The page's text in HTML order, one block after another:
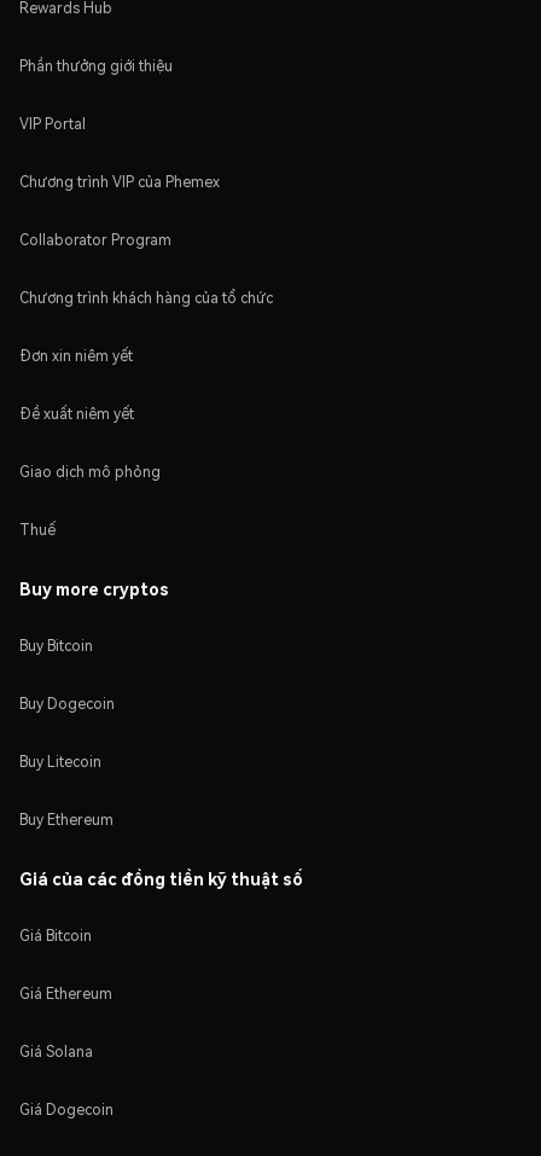
Rewards Hub
Phần thưởng giới thiệu
VIP Portal
Chương trình VIP của Phemex
Collaborator Program
Chương trình khách hàng của tổ chức
Đơn xin niêm yết
Đề xuất niêm yết
Giao dịch mô phỏng
Thuế
Buy more cryptos
Buy Bitcoin
Buy Dogecoin
Buy Litecoin
Buy Ethereum
Giá của các đồng tiền kỹ thuật số
Giá Bitcoin
Giá Ethereum
Giá Solana
Giá Dogecoin